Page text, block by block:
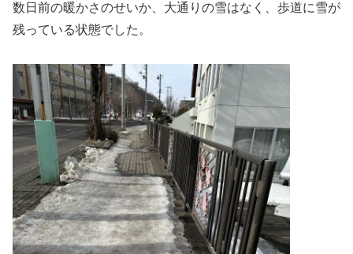
数日前の暖かさのせいか、大通りの雪はなく、歩道に雪が
残っている状態でした。